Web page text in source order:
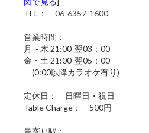
TEL： 06-6357-1600
営業時間：
月～木 21:00-翌03：00
金・土 21:00-翌05：00
(0:00以降カラオケ有り)
定休日： 日曜日・祝日
Table Charge： 500円
最寄り駅：